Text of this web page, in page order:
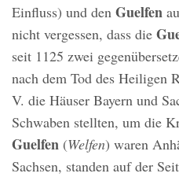
Einfluss) und den Guelfen
nicht vergessen, dass die
seit 1125 zwei
nach dem Tod des Heiligen
V. die Häuser Bayern und
Schwaben stellten, um die
Guelfen (Welfen) waren
Sachsen, standen auf der